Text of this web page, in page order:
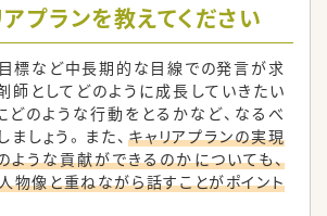
プランを教えてください
標など中長期的な目線での発言が求
師としてどのように成長していきたい
どのような行動をとるかなど、なるべ
しょう。また、 キャリアプランの実現
ような貢献ができるのかについても、
物像と重ねながら話すことがポイント